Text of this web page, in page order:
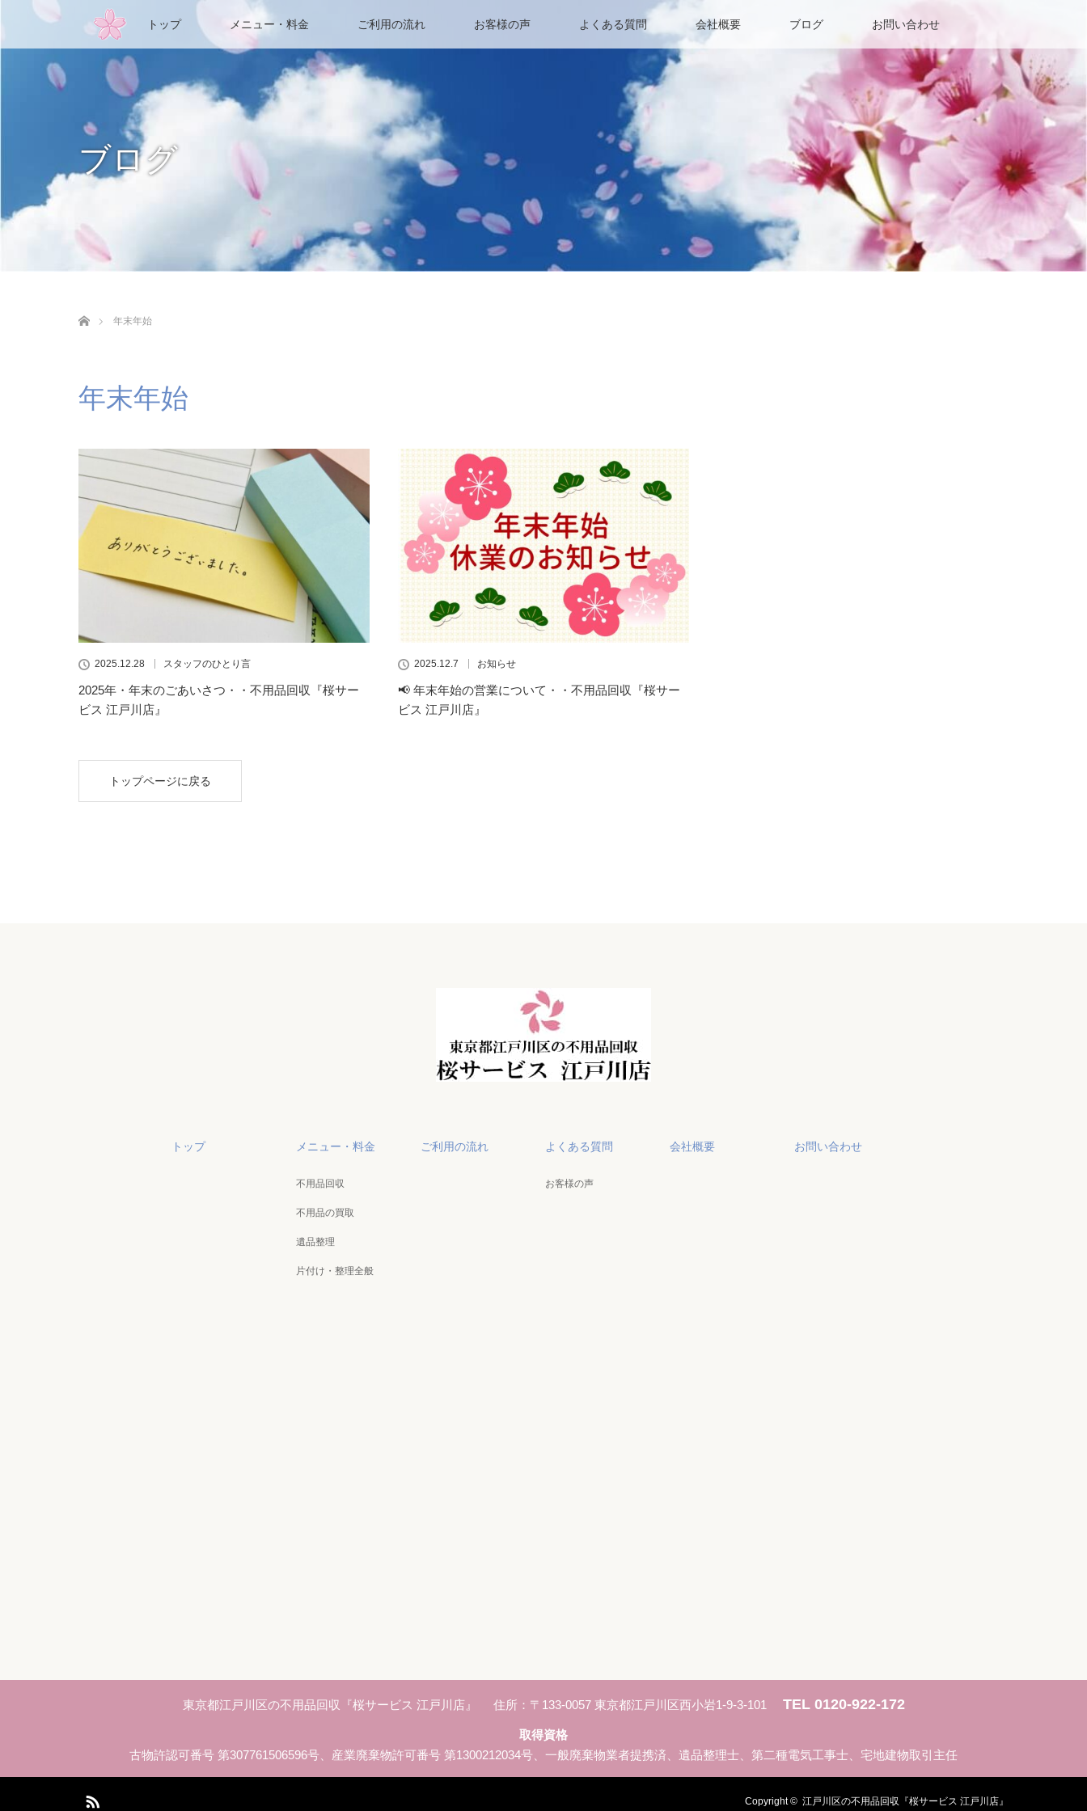
トップ メニュー・料金 ご利用の流れ お客様の声 よくある質問 会社概要 ブログ お問い合わせ
ブログ
年末年始
年末年始
2025.12.28 スタッフのひとり言
2025年・年末のごあいさつ・・不用品回収『桜サー
ビス 江戸川店』
2025.12.7 お知らせ
📢 年末年始の営業について・・不用品回収『桜サー
ビス 江戸川店』
トップページに戻る
トップ メニュー・料金
不用品回収
不用品の買取
遺品整理
片付け・整理全般
ご利用の流れ よくある質問
お客様の声
会社概要 お問い合わせ
東京都江戸川区の不用品回収『桜サービス 江戸川店』 住所：〒133-0057 東京都江戸川区西小岩1-9-3-101 TEL 0120-922-172
取得資格
古物許認可番号 第307761506596号、産業廃棄物許可番号 第1300212034号、一般廃棄物業者提携済、遺品整理士、第二種電気工事士、宅地建物取引主任
Copyright © 江戸川区の不用品回収『桜サービス 江戸川店』